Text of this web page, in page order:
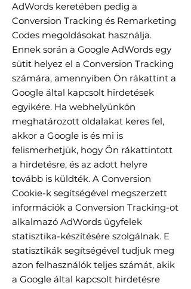
AdWords keretében pedig a
Conversion Tracking és Remarketing
Codes megoldásokat használja.
Ennek során a Google AdWords egy
sütit helyez el a Conversion Tracking
számára, amennyiben Ön rákattint a
Google által kapcsolt hirdetések
egyikére. Ha webhelyünkön
meghatározott oldalakat keres fel,
akkor a Google is és mi is
felismerhetjük, hogy Ön rákattintott
a hirdetésre, és az adott helyre
tovább is küldték. A Conversion
Cookie-k segítségével megszerzett
információk a Conversion Tracking-ot
alkalmazó AdWords ügyfelek
statisztika-készítésére szolgálnak. E
statisztikák segítségével tudjuk meg
azon felhasználók teljes számát, akik
a Google által kapcsolt hirdetésre